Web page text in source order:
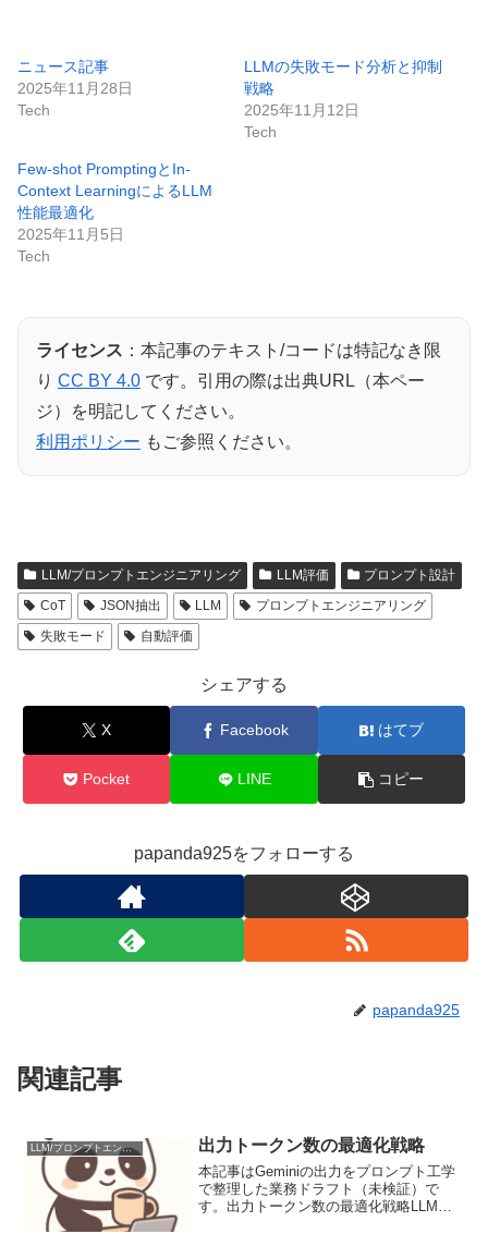
ニュース記事
2025年11月28日
Tech
LLMの失敗モード分析と抑制
戦略
2025年11月12日
Tech
Few-shot PromptingとIn-
Context LearningによるLLM
性能最適化
2025年11月5日
Tech
ライセンス ：本記事のテキスト/コードは特記なき限
り CC BY 4.0 です。引用の際は出典URL（本ペー
ジ）を明記してください。
利用ポリシー もご参照ください。
LLM/プロンプトエンジニアリング LLM評価
プロンプト設計
CoT
JSON抽出 LLM
プロンプトエンジニアリング
失敗モード
自動評価
シェアする
X Facebook はてブ
Pocket LINE コピー
papanda925をフォローする
papanda925
関連記事
LLM/プロンプトエンジニアリング 出力トークン数の最適化戦略
本記事はGeminiの出力をプロンプト工学
で整理した業務ドラフト（未検証）で
す。出力トークン数の最適化戦略LLMの